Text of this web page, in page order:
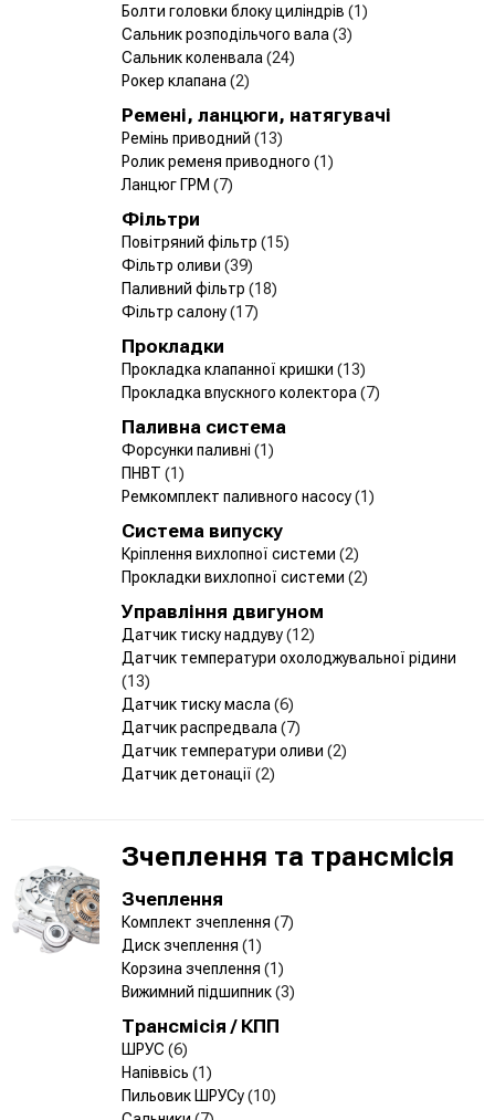
Болти головки блоку циліндрів (1)
Сальник розподільчого вала (3)
Сальник коленвала (24)
Рокер клапана (2)
Ремені, ланцюги, натягувачі
Ремінь приводний (13)
Ролик ременя приводного (1)
Ланцюг ГРМ (7)
Фільтри
Повітряний фільтр (15)
Фільтр оливи (39)
Паливний фільтр (18)
Фільтр салону(17)
Прокладки
Прокладка клапанної кришки (13)
Прокладка впускного колектора (7)
Паливна система
Форсунки паливні (1)
ПНВТ (1)
Ремкомплект паливного насосу(1)
Система випуску
Кріплення вихлопної системи (2)
Прокладки вихлопної системи (2)
Управління двигуном
Датчик тиску наддуву(12)
Датчик температури охолоджувальної рідини
(13)
Датчик тиску масла (6)
Датчик распредвала (7)
Датчик температури оливи (2)
Датчик детонації (2)
Зчеплення та трансмісія
Зчеплення
Комплект зчеплення (7)
Диск зчеплення (1)
Корзина зчеплення (1)
Вижимний підшипник(3)
Трансмісія / КПП
ШРУС (6)
Напіввісь (1)
Пильовик ШРУСу(10)